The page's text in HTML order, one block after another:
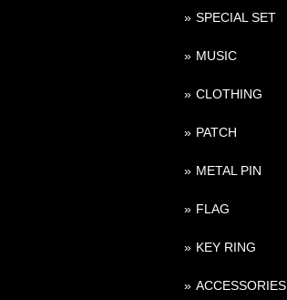
SPECIAL SET
MUSIC
CLOTHING
PATCH
METAL PIN
FLAG
KEY RING
ACCESSORIES